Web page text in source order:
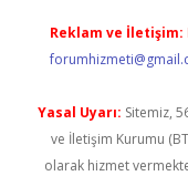
Reklam ve İletişim:
Yasal Uyarı: Sitemiz,
ve İletişim Kurumu
olarak hizmet